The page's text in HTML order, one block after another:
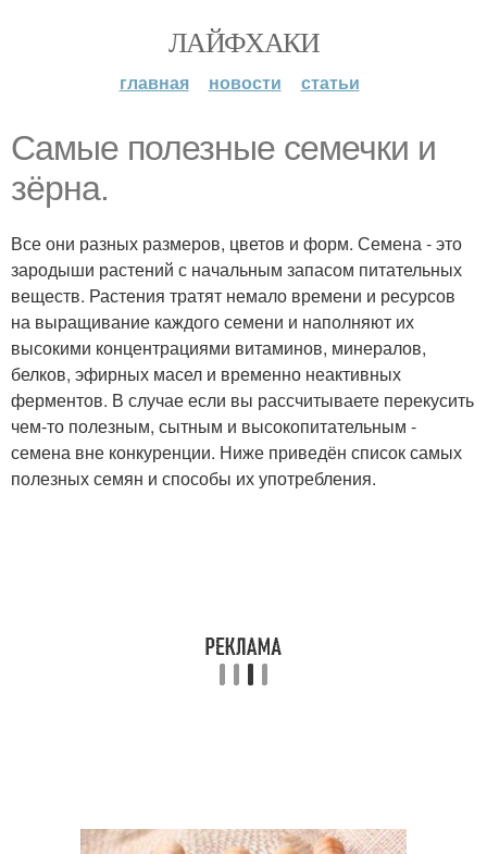
ЛАЙФХАКИ
главная новости статьи
Самые полезные семечки и
зёрна.
Все они разных размеров, цветов и форм. Семена - это
зародыши растений с начальным запасом питательных
веществ. Растения тратят немало времени и ресурсов
на выращивание каждого семени и наполняют их
высокими концентрациями витаминов, минералов,
белков, эфирных масел и временно неактивных
ферментов. В случае если вы рассчитываете перекусить
чем-то полезным, сытным и высокопитательным -
семена вне конкуренции. Ниже приведён список самых
полезных семян и способы их употребления.